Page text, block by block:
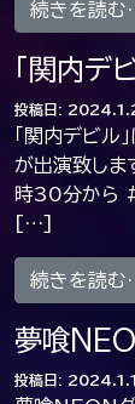
続きを読
「関内デ
投稿日:
「関内デビ
が出演致しま
時30分から
[…]
続きを読
夢喰
投稿日: